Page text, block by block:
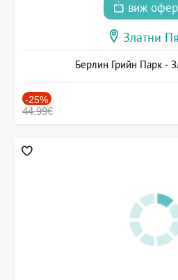
виж
Златни
Берлин Грийн Парк -
-25%
44.99€